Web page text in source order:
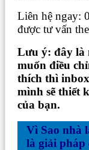
Liên hệ ngay:
được tư vấn
Lưu ý: đây là
muốn điều
thích thì
mình sẽ thiết
của bạn.
Vì Sao nhà
là giải pháp